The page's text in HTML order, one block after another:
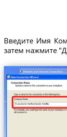
Введите Имя
затем нажмите
Trust.Zone-Netherlands-Netflix